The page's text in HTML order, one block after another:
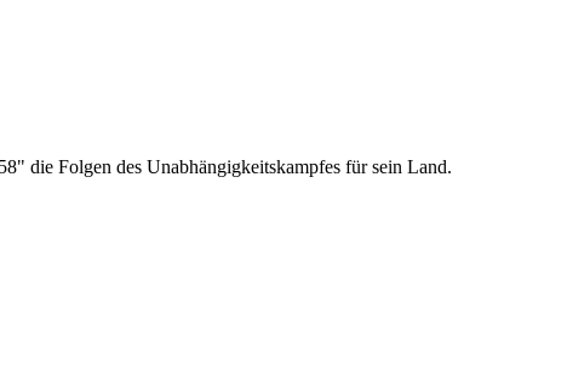
die Folgen des Unabhängigkeitskampfes für sein Land.